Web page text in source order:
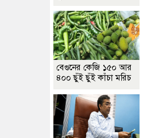
বেগুনের কেজি ১৫০ আর
৪০০ ছুঁই ছুঁই কাঁচা মরিচ